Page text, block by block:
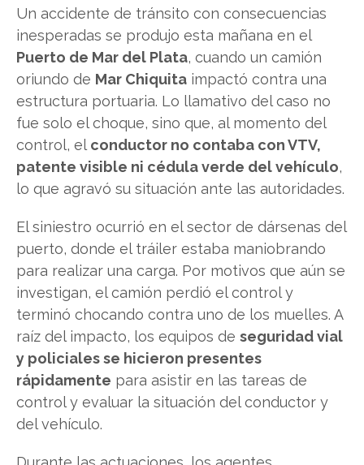
Un accidente de tránsito con consecuencias
inesperadas se produjo esta mañana en el
Puerto de Mar del Plata, cuando un camión
oriundo de Mar Chiquita impactó contra una
estructura portuaria. Lo llamativo del caso no
fue solo el choque, sino que, al momento del
control, elconductor no contaba con VTV,
patente visible ni cédula verde del vehículo,
lo que agravó su situación ante las autoridades.
El siniestro ocurrió en el sector de dársenas del
puerto, donde el tráiler estaba maniobrando
para realizar una carga. Por motivos que aún se
investigan, el camión perdió el control y
terminó chocando contra uno de los muelles. A
raíz del impacto, los equipos de seguridad vial
y policiales se hicieron presentes
rápidamente para asistir en las tareas de
control y evaluar la situación del conductor y
del vehículo.